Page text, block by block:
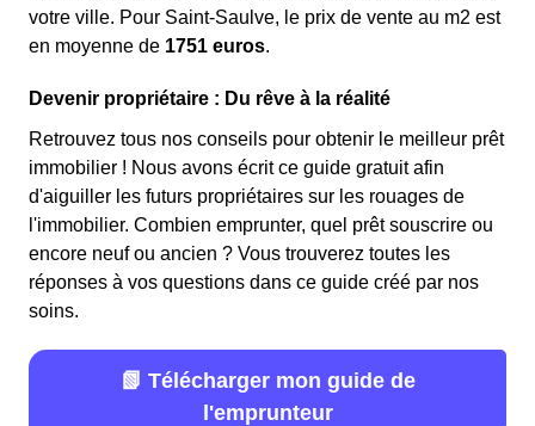
votre ville. Pour Saint-Saulve, le prix de vente au m2 est
en moyenne de 1751 euros.
Devenir propriétaire : Du rêve à la réalité
Retrouvez tous nos conseils pour obtenir le meilleur prêt
immobilier ! Nous avons écrit ce guide gratuit afin
d'aiguiller les futurs propriétaires sur les rouages de
l'immobilier. Combien emprunter, quel prêt souscrire ou
encore neuf ou ancien ? Vous trouverez toutes les
réponses à vos questions dans ce guide créé par nos
soins.
📗 Télécharger mon guide de
l'emprunteur